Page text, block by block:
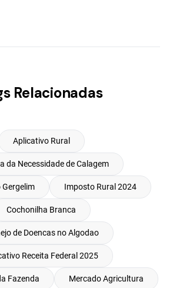
Relacionadas
Aplicativo Rural
da Necessidade de Calagem
Gergelim Imposto Rural 2024
Cochonilha Branca
de Doencas no Algodao
Receita Federal 2025
Fazenda Mercado Agricultura